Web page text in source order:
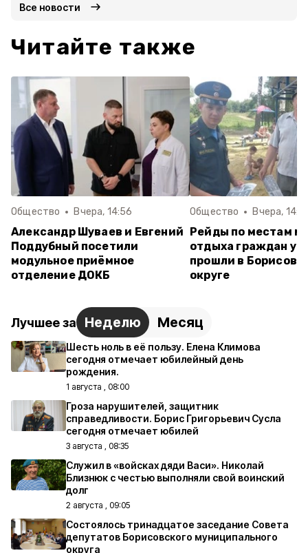
Все новости
Читайте также
Общество Вчера, 14:56
Александр Шуваев и Евгений
Поддубный посетили
модульное приёмное
отделение ДОКБ
Общество Вчера,
Рейды по местам
отдыха граждан у
прошли в
округе
Лучшее за Неделю Месяц
Шесть ноль в её пользу. Елена Климова
сегодня отмечает юбилейный день
рождения.
1 августа , 08:00
Гроза нарушителей, защитник
справедливости. Борис Григорьевич Сусла
сегодня отмечает юбилей
3 августа , 08:35
Служил в «войсках дяди Васи». Николай
Близнюк с честью выполняли свой воинский
долг
2 августа , 09:05
Состоялось тринадцатое заседание Совета
депутатов Борисовского муниципального
округа